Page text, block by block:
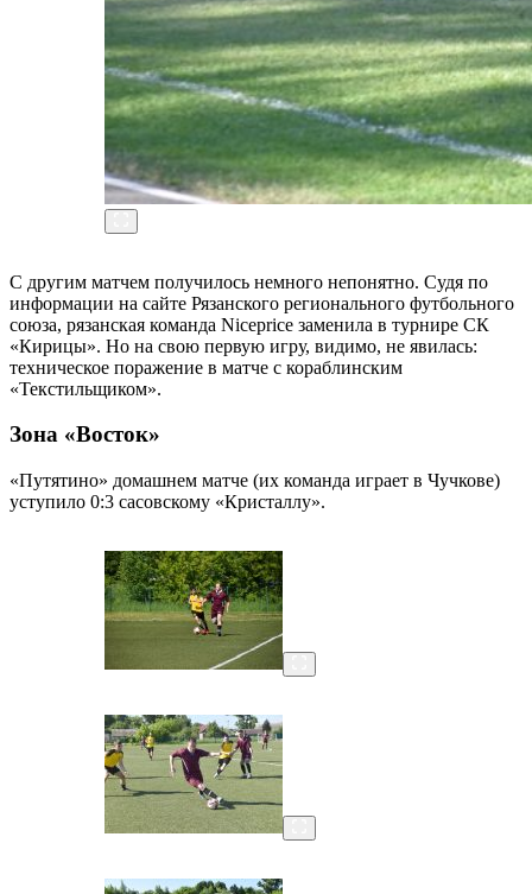
С другим матчем получилось немного непонятно. Судя по
информации на сайте Рязанского регионального футбольного
союза, рязанская команда Niceprice заменила в турнире СК
«Кирицы». Но на свою первую игру, видимо, не явилась:
техническое поражение в матче с кораблинским
«Текстильщиком».
Зона «Восток»
«Путятино» домашнем матче (их команда играет в Чучкове)
уступило 0:3 сасовскому «Кристаллу».